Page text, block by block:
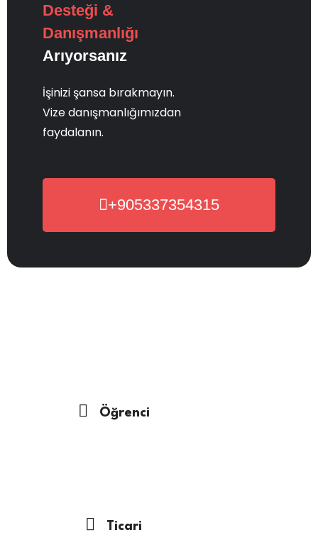
Desteği &
Danışmanlığı
Arıyorsanız
İşinizi şansa bırakmayın.
Vize danışmanlığımızdan
faydalanın.
+905337354315
Öğrenci
Ticari